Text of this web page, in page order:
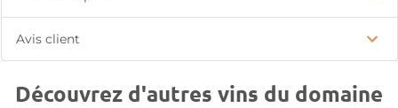
Avis client
Découvrez d'autres vins du domaine